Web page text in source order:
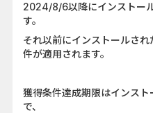
2024/8/6以降にインストー
す。
それ以前にインストールさ
件が適用されます。
獲得条件達成期限はインス
で、